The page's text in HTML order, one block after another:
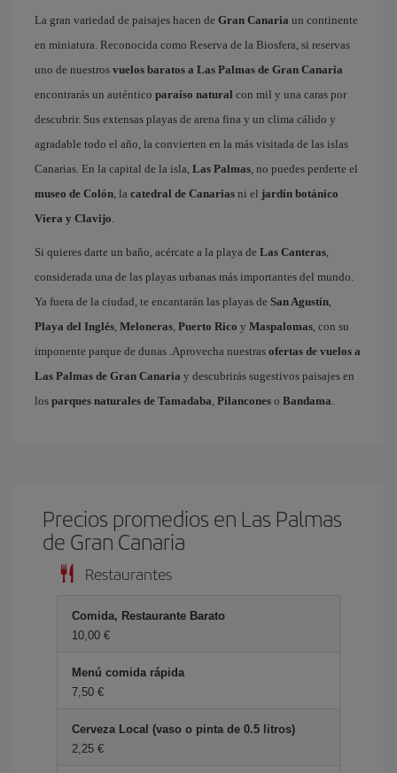
La gran variedad de paisajes hacen de Gran Canaria un continente
en miniatura. Reconocida como Reserva de la Biosfera, si reservas
uno de nuestros vuelos baratos a Las Palmas de Gran Canaria
encontrarás un auténtico paraíso natural con mil y una caras por
descubrir. Sus extensas playas de arena fina y un clima cálido y
agradable todo el año, la convierten en la más visitada de las islas
Canarias. En la capital de la isla, Las Palmas, no puedes perderte el
museo de Colón, la catedral de Canarias ni el jardín botánico
Viera y Clavijo.
Si quieres darte un baño, acércate a la playa de Las Canteras,
considerada una de las playas urbanas más importantes del mundo.
Ya fuera de la ciudad, te encantarán las playas de San Agustín,
Playa del Inglés, Meloneras, Puerto Rico y Maspalomas, con su
imponente parque de dunas .Aprovecha nuestras ofertas de vuelos a
Las Palmas de Gran Canaria y descubrirás sugestivos paisajes en
los parques naturales de Tamadaba, Pilancones o Bandama.
Precios promedios en Las Palmas
de Gran Canaria
Restaurantes
Comida, Restaurante Barato
10,00 €
Menú comida rápida
7,50 €
Cerveza Local (vaso o pinta de 0.5 litros)
2,25 €